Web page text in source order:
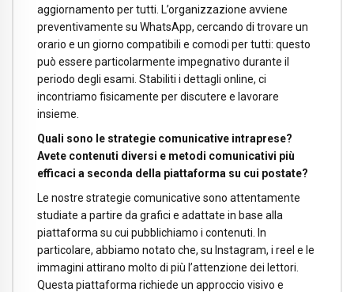
aggiornamento per tutti. L’organizzazione avviene
preventivamente su WhatsApp, cercando di trovare un
orario e un giorno compatibili e comodi per tutti: questo
può essere particolarmente impegnativo durante il
periodo degli esami. Stabiliti i dettagli online, ci
incontriamo fisicamente per discutere e lavorare
insieme.
Quali sono le strategie comunicative intraprese?
Avete contenuti diversi e metodi comunicativi più
efficaci a seconda della piattaforma su cui postate?
Le nostre strategie comunicative sono attentamente
studiate a partire da grafici e adattate in base alla
piattaforma su cui pubblichiamo i contenuti. In
particolare, abbiamo notato che, su Instagram, i reel e le
immagini attirano molto di più l’attenzione dei lettori.
Questa piattaforma richiede un approccio visivo e